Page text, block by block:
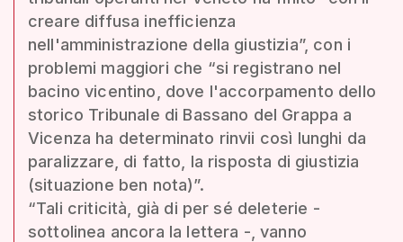
creare diffusa inefficienza
nell'amministrazione della giustizia”, con i
problemi maggiori che “si registrano nel
bacino vicentino, dove l'accorpamento dello
storico Tribunale di Bassano del Grappa a
Vicenza ha determinato rinvii così lunghi da
paralizzare, di fatto, la risposta di giustizia
(situazione ben nota)”.
“Tali criticità, già di per sé deleterie -
sottolinea ancora la lettera -, vanno